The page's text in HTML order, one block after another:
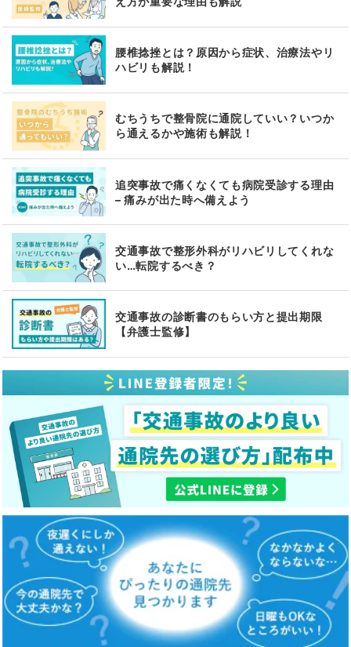
腰椎捻挫とは？原因から症状、治療法やリ
ハビリも解説！
むちうちで整骨院に通院していい？いつか
ら通えるかや施術も解説！
追突事故で痛くなくても病院受診する理由
– 痛みが出た時へ備えよう
交通事故で整形外科がリハビリしてくれな
い…転院するべき？
交通事故の診断書のもらい方と提出期限
【弁護士監修】